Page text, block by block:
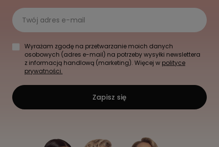
Twój adres e-mail
Wyrażam zgodę na przetwarzanie moich danych
osobowych (adres e-mail) na potrzeby wysyłki newslettera
z informacją handlową (marketing). Więcej w polityce
prywatności.
Zapisz się